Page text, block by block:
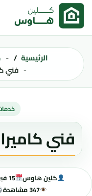
تخطى إلى المحتوى
الرئيسية
فني
فني
كلين هاوس 15 فبراير، 2026
347 مشاهدة